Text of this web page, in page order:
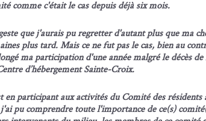
comme c'était le cas depuis déjà six mois.
que j'aurais pu regretter d'autant plus que ma
plus tard. Mais ce ne fut pas le cas, bien au
ma participation d'une année malgré le décès
d’hébergement Sainte-Croix.
en participant aux activités du Comité des résidents
pu comprendre toute l'importance de ce(s)